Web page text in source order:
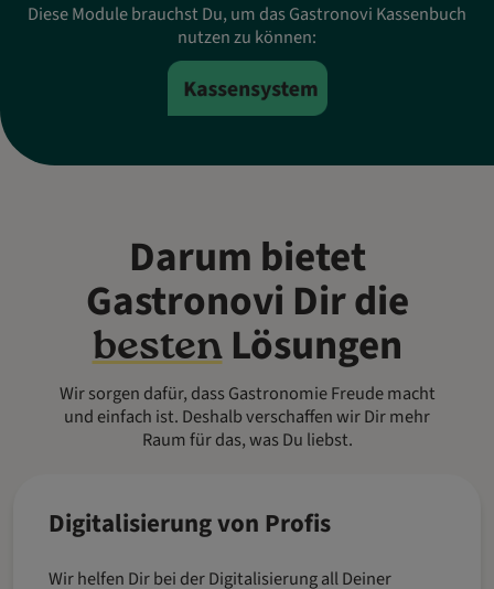
Diese Module brauchst Du, um das Gastronovi Kassenbuch
nutzen zu können:
Darum bietet
Gastronovi Dir die
bestenLösungen
Wir sorgen dafür, dass Gastronomie Freude macht
und einfach ist. Deshalb verschaffen wir Dir mehr
Raum für das, was Du liebst.
Digitalisierung von Profis
Wir helfen Dir bei der Digitalisierung all Deiner